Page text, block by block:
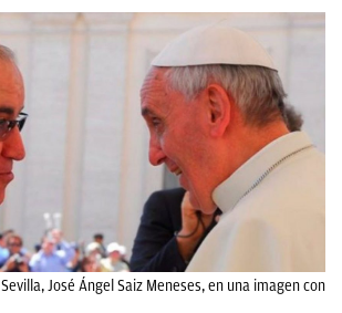
José Ángel Saiz Meneses, en una imagen con